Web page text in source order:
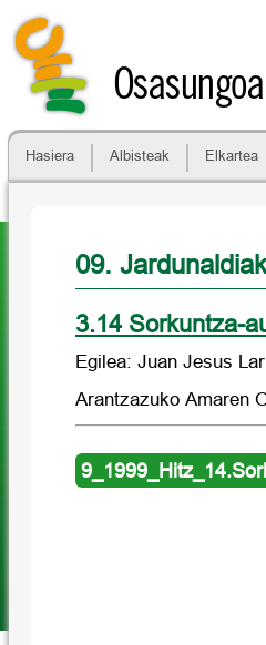
Hasiera Albisteak Elkartea
09.
3.14 Sorkuntza-
Egilea: Juan Jesus
Arantzazuko Amaren